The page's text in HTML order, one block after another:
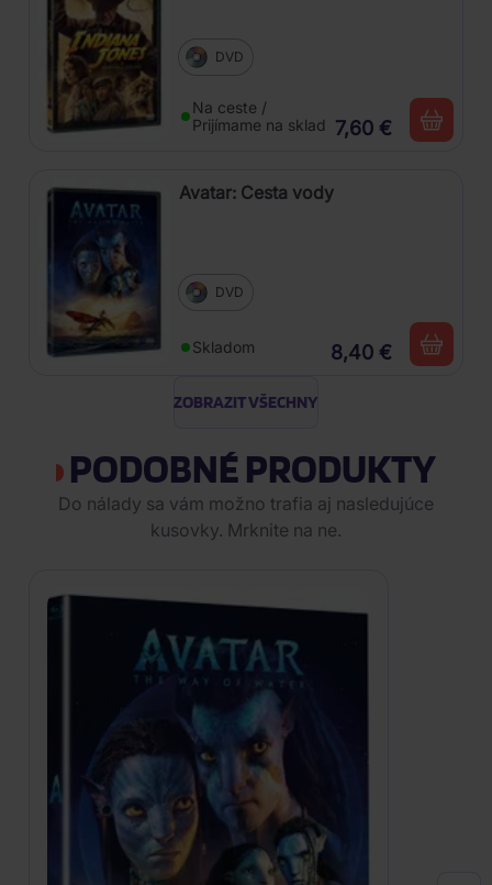
DVD
Na ceste /
Prijímame na sklad
7,60 €
Avatar: Cesta vody
DVD
Skladom 8,40 €
ZOBRAZIT VŠECHNY
PODOBNÉ PRODUKTY
Do nálady sa vám možno trafia aj nasledujúce
kusovky. Mrknite na ne.